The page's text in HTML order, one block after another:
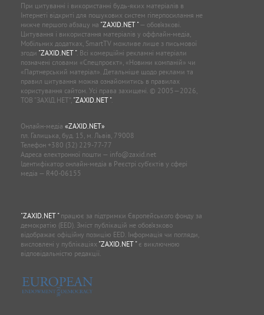
При цитуванні і використанні будь-яких матеріалів в
Інтернеті відкриті для пошукових систем гіперпосилання не
нижче першого абзацу на "ZAXID.NET "— обов’язкові.
Цитування і використання матеріалів у оффлайн-медіа,
Мобільних додатках, SmartTV можливе лише з письмової
згоди "ZAXID.NET ". Всі комерційні рекламні матеріали
позначені словами «Спецпроєкт», «Новини компаній» чи
«Партнерський матеріал». Детальніше щодо реклами та
правил цитування можна ознайомитись в правилах
користування сайтом. Усі права захищені. © 2005—2026,
ТОВ “ЗАХІД.НЕТ”, "ZAXID.NET ".
Онлайн-медіа «ZAXID.NET»
пл. Галицька, буд. 15, м. Львів, 79008
Телефон +380 (32) 229-77-77
Адреса електронної пошти — info@zaxid.net
Ідентифікатор онлайн-медіа в Реєстрі суб'єктів у сфері
медіа — R40-06155
"ZAXID.NET "працює за підтримки Європейського фонду за
демократію (EED). Зміст публікацій не обов’язково
відображає офіційну позицію EED. Інформація чи погляди,
висловлені у публікаціях "ZAXID.NET "є виключною
відповідальністю редакції.